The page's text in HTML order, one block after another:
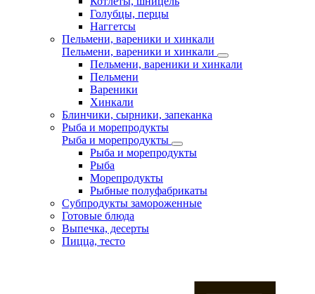
Голубцы, перцы
Наггетсы
Пельмени, вареники и хинкали
Пельмени, вареники и хинкали
Пельмени, вареники и хинкали
Пельмени
Вареники
Хинкали
Блинчики, сырники, запеканка
Рыба и морепродукты
Рыба и морепродукты
Рыба и морепродукты
Рыба
Морепродукты
Рыбные полуфабрикаты
Субпродукты замороженные
Готовые блюда
Выпечка, десерты
Пицца, тесто